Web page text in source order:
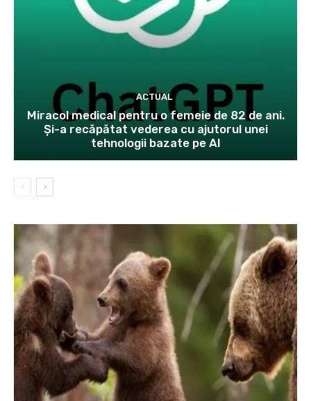
ACTUAL
Miracol medical pentru o femeie de 82 de ani.
Și-a recăpătat vederea cu ajutorul unei
tehnologii bazate pe AI